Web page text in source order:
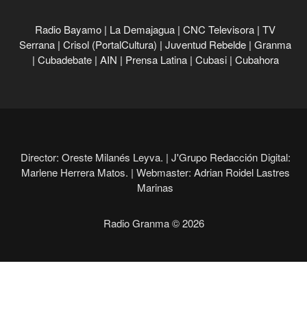
Radio Bayamo | La Demajagua | CNC Televisora | TV
Serrana | Crisol (PortalCultura) | Juventud Rebelde | Granma
| Cubadebate | AIN | Prensa Latina | Cubasi | Cubahora
Director: Oreste Milanés Leyva. | J'Grupo Redacción Digital:
Marlene Herrera Matos. | Webmaster: Adrian Roidel Lastres
Marinas
Radio Granma © 2026